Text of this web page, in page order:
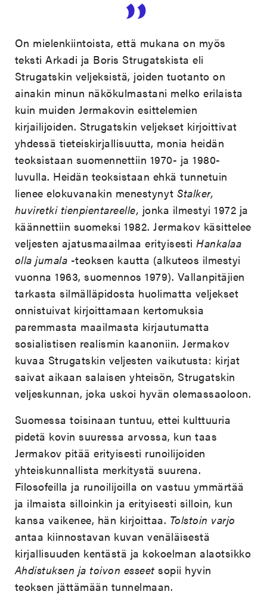
On mielenkiintoista, että mukana on myös
teksti Arkadi ja Boris Strugatskista eli
Strugatskin veljeksistä, joiden tuotanto on
ainakin minun näkökulmastani melko erilaista
kuin muiden Jermakovin esittelemien
kirjailijoiden. Strugatskin veljekset kirjoittivat
yhdessä tieteiskirjallisuutta, monia heidän
teoksistaan suomennettiin 1970- ja 1980-
luvulla. Heidän teoksistaan ehkä tunnetuin
lienee elokuvanakin menestynytStalker,
huviretki tienpientareelle, jonka ilmestyi 1972 ja
käännettiin suomeksi 1982. Jermakov käsittelee
veljesten ajatusmaailmaa erityisestiHankalaa
olla jumala -teoksen kautta (alkuteos ilmestyi
vuonna 1963, suomennos 1979). Vallanpitäjien
tarkasta silmälläpidosta huolimatta veljekset
onnistuivat kirjoittamaan kertomuksia
paremmasta maailmasta kirjautumatta
sosialistisen realismin kaanoniin. Jermakov
kuvaa Strugatskin veljesten vaikutusta: kirjat
saivat aikaan salaisen yhteisön, Strugatskin
veljeskunnan, joka uskoi hyvän olemassaoloon.
Suomessa toisinaan tuntuu, ettei kulttuuria
pidetä kovin suuressa arvossa, kun taas
Jermakov pitää erityisesti runoilijoiden
yhteiskunnallista merkitystä suurena.
Filosofeilla ja runoilijoilla on vastuu ymmärtää
ja ilmaista silloinkin ja erityisesti silloin, kun
kansa vaikenee, hän kirjoittaa. Tolstoin varjo
antaa kiinnostavan kuvan venäläisestä
kirjallisuuden kentästä ja kokoelman alaotsikko
Ahdistuksen ja toivon esseet sopii hyvin
teoksen jättämään tunnelmaan.